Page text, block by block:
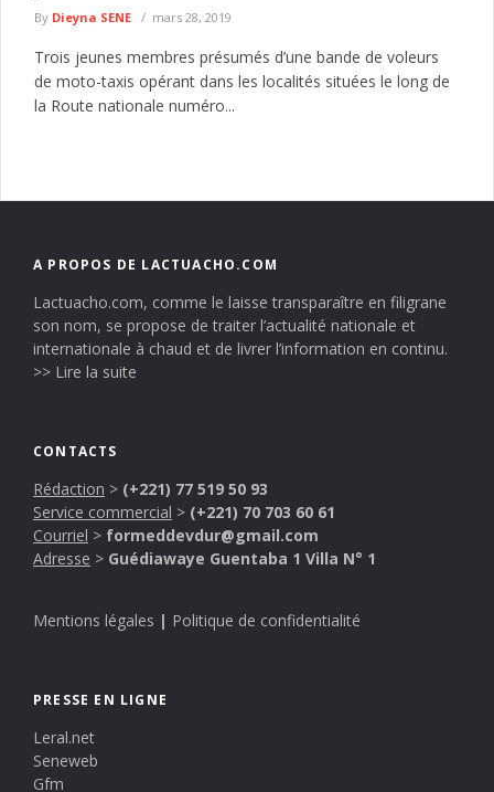
By Dieyna SENE mars 28, 2019
Trois jeunes membres présumés d’une bande de voleurs
de moto-taxis opérant dans les localités situées le long de
la Route nationale numéro...
A PROPOS DE LACTUACHO.COM
Lactuacho.com, comme le laisse transparaître en filigrane
son nom, se propose de traiter l’actualité nationale et
internationale à chaud et de livrer l’information en continu.
>> Lire la suite
CONTACTS
Rédaction > (+221) 77 519 50 93
Service commercial > (+221) 70 703 60 61
Courriel > formeddevdur@gmail.com
Adresse > Guédiawaye Guentaba 1 Villa N° 1
Mentions légales | Politique de confidentialité
PRESSE EN LIGNE
Leral.net
Seneweb
Gfm